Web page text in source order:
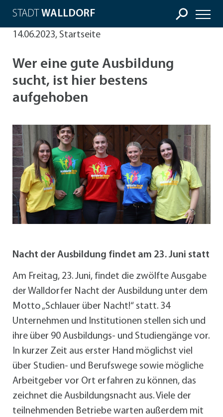
STADT WALLDORF
14.06.2023, Startseite
Wer eine gute Ausbildung
sucht, ist hier bestens
aufgehoben
Nacht der Ausbildung findet am 23. Juni statt
Am Freitag, 23. Juni, findet die zwölfte Ausgabe
der Walldorfer Nacht der Ausbildung unter dem
Motto „Schlauer über Nacht!“ statt. 34
Unternehmen und Institutionen stellen sich und
ihre über 90 Ausbildungs- und Studiengänge vor.
In kurzer Zeit aus erster Hand möglichst viel
über Studien- und Berufswege sowie mögliche
Arbeitgeber vor Ort erfahren zu können, das
zeichnet die Ausbildungsnacht aus. Viele der
teilnehmenden Betriebe warten außerdem mit